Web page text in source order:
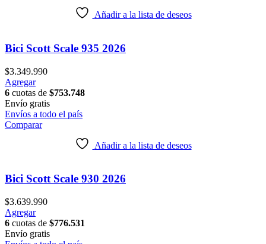
elegir
la
página
de
producto
Añadir a la lista de deseos
Bici Scott Scale 935 2026
$3.349.990
AgregarEste
producto
tiene
múltiples
variantes.
elegir
la
página
de
producto
6 cuotas de $753.748
Envío gratis
Envíos a todo el país
Comparar
Añadir a la lista de deseos
Bici Scott Scale 930 2026
$3.639.990
AgregarEste
producto
tiene
6 cuotas de $776.531
Envío gratis